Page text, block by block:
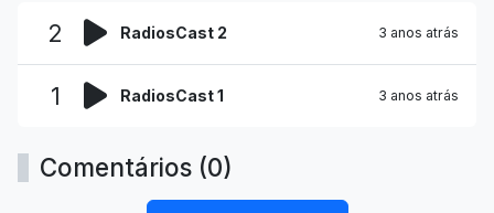
2 RadiosCast 2 3 anos atrás
1 RadiosCast 1 3 anos atrás
Comentários (0)